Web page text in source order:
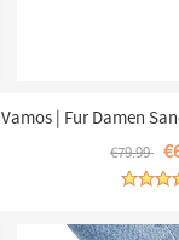
Vamos | Fur Damen
€79.99